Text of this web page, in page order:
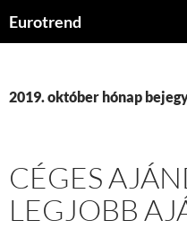
Eurotrend
2019. október hónap
CÉGES
LEGJOBB